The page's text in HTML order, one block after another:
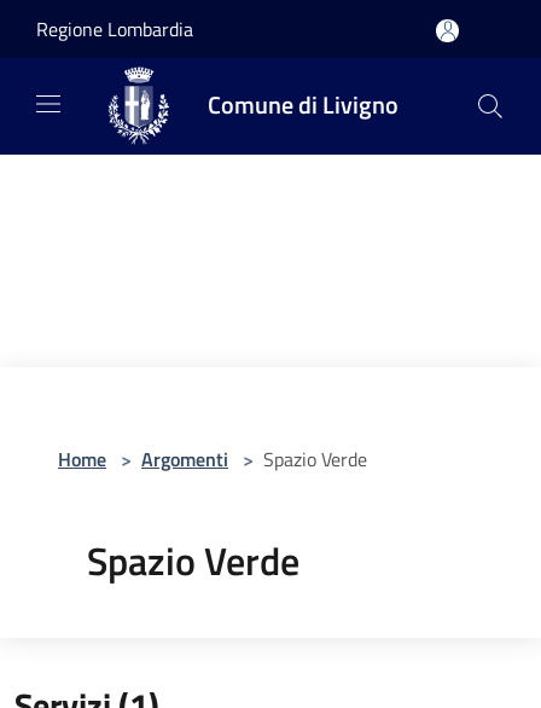
Regione Lombardia
Comune di Livigno
Home > Argomenti > Spazio Verde
Spazio Verde